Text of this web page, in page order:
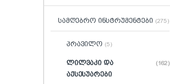
სამღებრო ინსტრუმენტები (275)
პრავილო (5)
ლილვაკი და
აქსესუარები
(162)